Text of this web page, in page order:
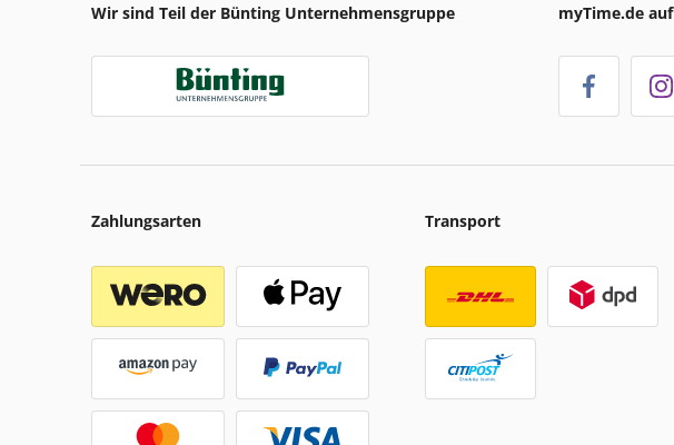
Wir sind Teil der Bünting Unternehmensgruppe myTime.de auf
Zahlungsarten Transport